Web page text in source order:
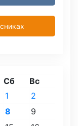
Сб Вс
1
2
8
9